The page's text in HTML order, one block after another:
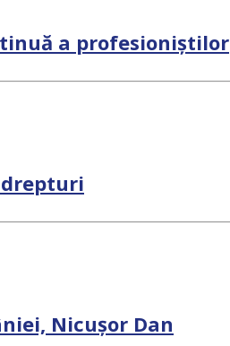
a profesioniștilor
Nicușor Dan